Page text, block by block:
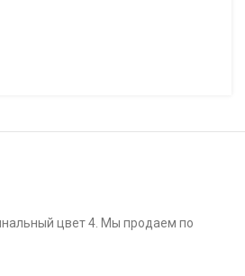
цвет 4. Мы продаем по